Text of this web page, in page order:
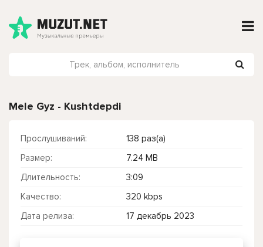
Mele Gyz - Kushtdepdi
Прослушиваний:
138 раз(а)
Размер:
7.24 MB
Длительность:
3:09
Качество:
320 kbps
Дата релиза:
17 декабрь 2023